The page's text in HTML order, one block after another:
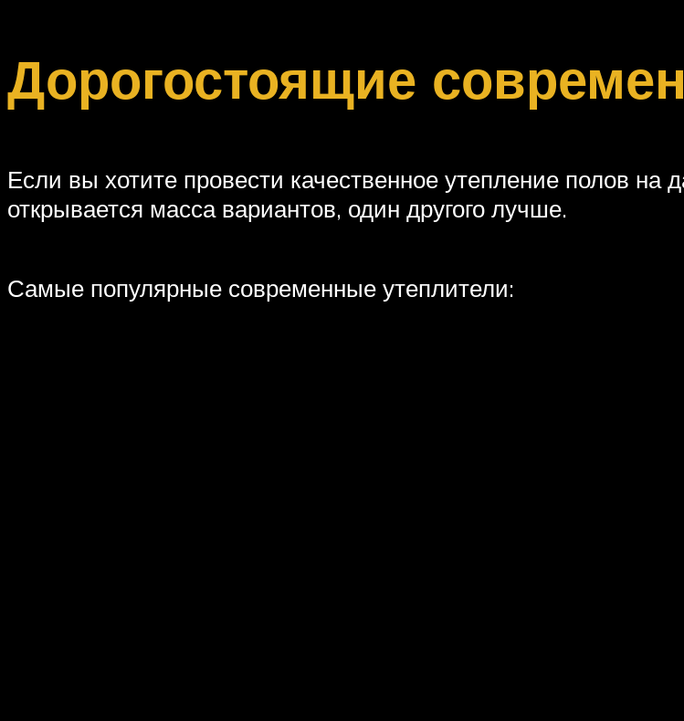
Дорогостоящие
Если вы хотите провести качественное утепление полов на
открывается масса вариантов, один другого лучше.
Самые популярные современные утеплители: